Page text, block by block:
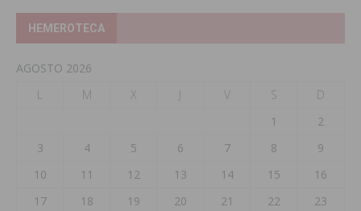
HEMEROTECA
AGOSTO 2026
L
M X J V S
D
1
2
3
4 5 6 7 8
9
10
11 12 13 14 15
16
17
18 19 20 21 22
23